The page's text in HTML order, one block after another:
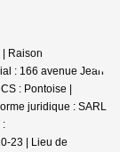
| Raison
: 166 avenue Jean
: Pontoise |
juridique : SARL
:
23 | Lieu de